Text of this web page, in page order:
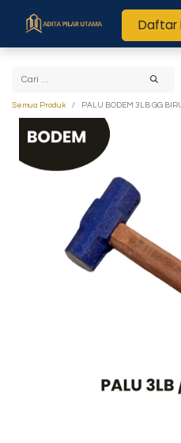
Daftar
Semua Produk PALU BODEM 3LB GG